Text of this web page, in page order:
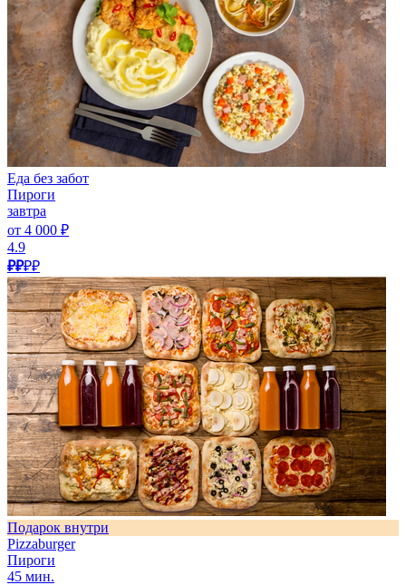
Еда без забот
Пироги
завтра
от 4 000 ₽
4.9
₽₽₽₽
Подарок внутри
Pizzaburger
Пироги
45 мин.